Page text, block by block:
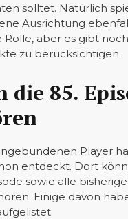
solltet. Natürlich
Ausrichtung
aber es gibt
zu berücksichtigen.
die 85.
Player
entdeckt. Dort
sowie alle
Einige davon